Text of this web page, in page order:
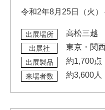
令和2年8月25日（火）
出展場所 高松三越
出展社 東京・関
出展製品 約1,700点
来場者数 約3,600人